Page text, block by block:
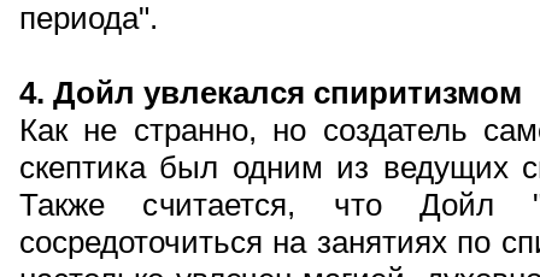
периода".
4. Дойл увлекался спиритизмом
Как не странно, но создатель
скептика был одним из ведущих
Также считается, что Дойл
сосредоточиться на занятиях по